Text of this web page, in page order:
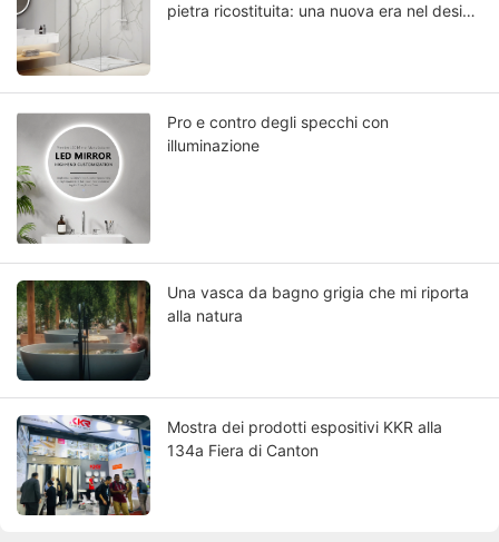
pietra ricostituita: una nuova era nel design
Pro e contro degli specchi con
illuminazione
Una vasca da bagno grigia che mi riporta
alla natura
Mostra dei prodotti espositivi KKR alla
134a Fiera di Canton